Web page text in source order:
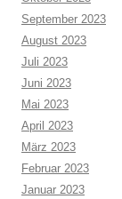
September 2023
August 2023
Juli 2023
Juni 2023
Mai 2023
April 2023
März 2023
Februar 2023
Januar 2023